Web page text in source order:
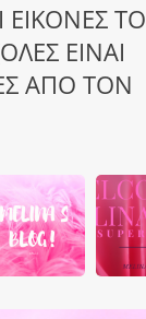
ΕΙΚΟΝΕΣ ΤΟ
ΕΙΝΑΙ
ΑΠΟ ΤΟΝ